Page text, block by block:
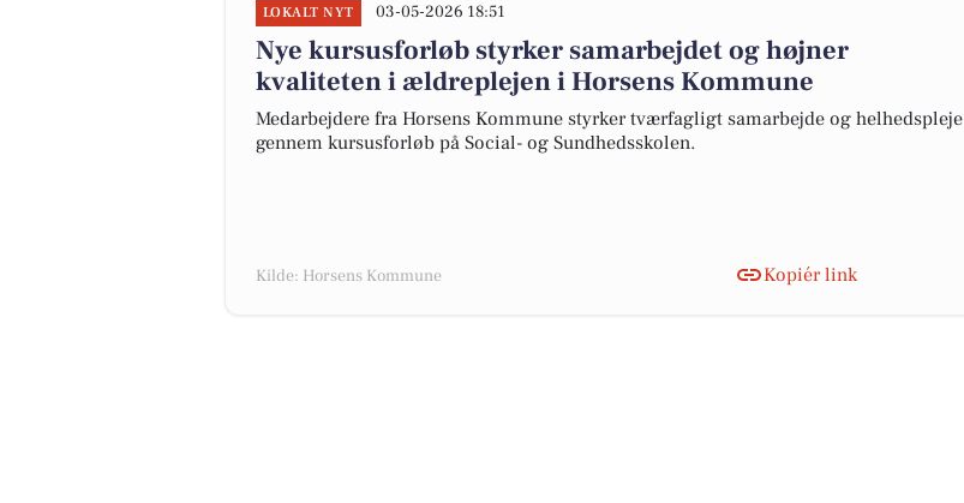
LOKALT NYT 03-05-2026 18:51
Nye kursusforløb styrker samarbejdet og højner
kvaliteten i ældreplejen i Horsens Kommune
Medarbejdere fra Horsens Kommune styrker tværfagligt samarbejde og helhedspleje
gennem kursusforløb på Social- og Sundhedsskolen.
Kilde: Horsens Kommune Kopiér link